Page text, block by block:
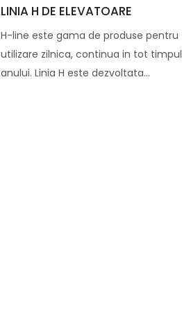
LINIA H DE ELEVATOARE
H-line este gama de produse pentru
utilizare zilnica, continua in tot timpul
anului. Linia H este dezvoltata...